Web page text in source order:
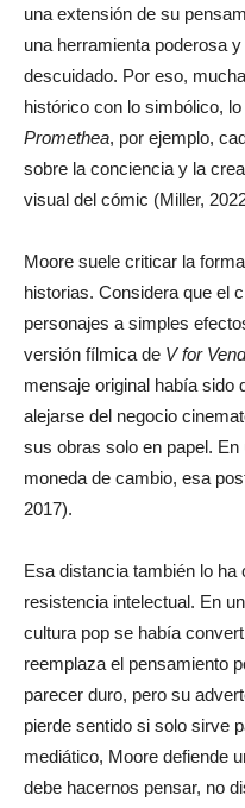
una extensión de su
una herramienta poderosa
descuidado. Por eso,
histórico con lo simbólico,
Promethea, por ejemplo,
sobre la conciencia y la
visual del cómic (Miller,
Moore suele criticar la
historias. Considera que el
personajes a simples
versión fílmica de V for
mensaje original había sido
alejarse del negocio
sus obras solo en papel.
moneda de cambio, esa
2017).
Esa distancia también lo
resistencia intelectual. En
cultura pop se había
reemplaza el pensamiento
parecer duro, pero su
pierde sentido si solo sirve
mediático, Moore defiende
debe hacernos pensar, no